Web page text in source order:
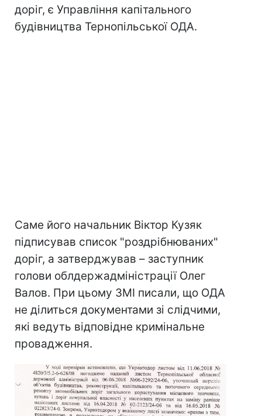
доріг, є Управління капітального
будівництва Тернопільської ОДА.
Саме його начальник Віктор Кузяк
підписував список "роздрібнюваних"
доріг, а затверджував – заступник
голови облдержадміністрації Олег
Валов. При цьому ЗМІ писали, що ОДА
не ділиться документами зі слідчими,
які ведуть відповідне кримінальне
провадження.